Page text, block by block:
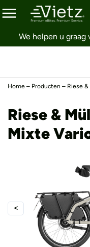
We helpen u graag
Home – Producten – Riese
Riese &
Mixte